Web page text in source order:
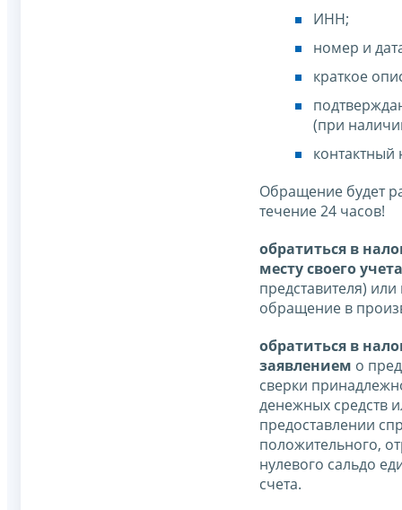
ИНН;
номер и
краткое
(при
Обращение будет
течение 24 часов!
обратиться в
месту своего
представителя)
обращение в
обратиться в
заявлением о
сверки
денежных средств
предоставлении
положительного,
нулевого сальдо
счета.